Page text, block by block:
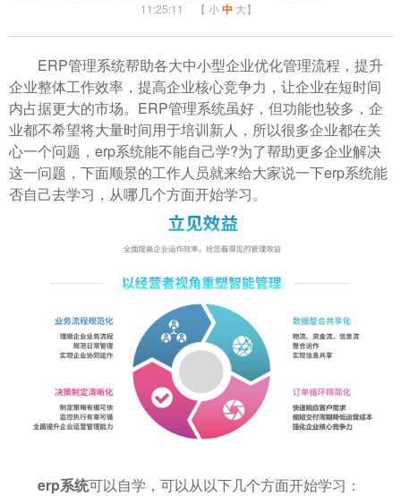
11:25:11
【 小 中 大】
ERP管理系统帮助各大中小型企业优化管理流程，提升
企业整体工作效率，提高企业核心竞争力，让企业在短时间
内占据更大的市场。ERP管理系统虽好，但功能也较多，企
业都不希望将大量时间用于培训新人，所以很多企业都在关
心一个问题，erp系统能不能自己学?为了帮助更多企业解决
这一问题，下面顺景的工作人员就来给大家说一下erp系统能
否自己去学习，从哪几个方面开始学习。
erp系统可以自学，可以从以下几个方面开始学习：